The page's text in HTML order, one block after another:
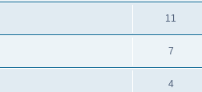
11
7
4